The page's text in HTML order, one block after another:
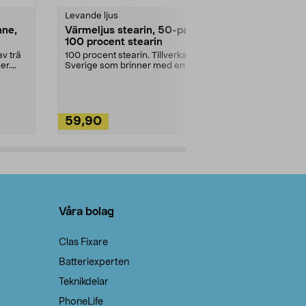
trä
Levande ljus
Värmeljus stearin, 50-pack,
100 procent stearin
100 procent stearin. Tillverkade i
Sverige som brinner med en
59,90
Våra bolag
Clas Fixare
Batteriexperten
Teknikdelar
PhoneLife